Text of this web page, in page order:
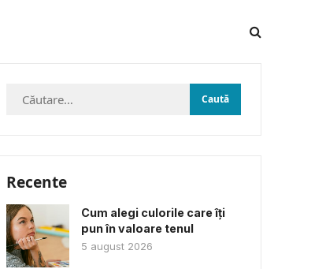
Caută
Recente
Cum alegi culorile care îți
pun în valoare tenul
5 august 2026